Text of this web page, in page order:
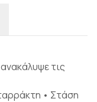
τις
• Στάση